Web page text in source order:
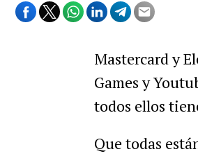
Mastercardy
Gamesy
todos ellos
Que todas está